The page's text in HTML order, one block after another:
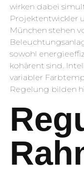
wirken dabei
Projektentwickler
München stehen
sowohl
kohärent sind.
variabler
Regelung bilden